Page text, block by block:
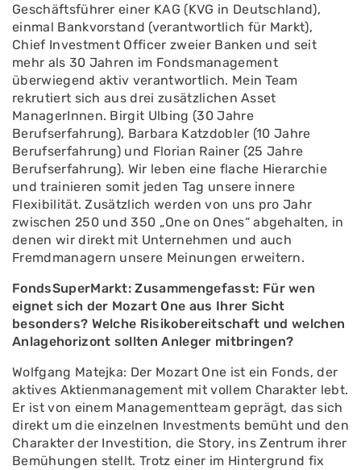
Geschäftsführer einer KAG (KVG in Deutschland),
einmal Bankvorstand (verantwortlich für Markt),
Chief Investment Officer zweier Banken und seit
mehr als 30 Jahren im Fondsmanagement
überwiegend aktiv verantwortlich. Mein Team
rekrutiert sich aus drei zusätzlichen Asset
ManagerInnen. Birgit Ulbing (30 Jahre
Berufserfahrung), Barbara Katzdobler (10 Jahre
Berufserfahrung) und Florian Rainer (25 Jahre
Berufserfahrung). Wir leben eine flache Hierarchie
und trainieren somit jeden Tag unsere innere
Flexibilität. Zusätzlich werden von uns pro Jahr
zwischen 250 und 350 „One on Ones“ abgehalten, in
denen wir direkt mit Unternehmen und auch
Fremdmanagern unsere Meinungen erweitern.
FondsSuperMarkt: Zusammengefasst: Für wen
eignet sich der Mozart One aus Ihrer Sicht
besonders? Welche Risikobereitschaft und welchen
Anlagehorizont sollten Anleger mitbringen?
Wolfgang Matejka: Der Mozart One ist ein Fonds, der
aktives Aktienmanagement mit vollem Charakter lebt.
Er ist von einem Managementteam geprägt, das sich
direkt um die einzelnen Investments bemüht und den
Charakter der Investition, die Story, ins Zentrum ihrer
Bemühungen stellt. Trotz einer im Hintergrund fix